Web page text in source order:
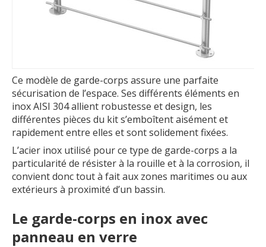
Ce modèle de garde-corps assure une parfaite
sécurisation de l’espace. Ses différents éléments en
inox AISI 304 allient robustesse et design, les
différentes pièces du kit s’emboîtent aisément et
rapidement entre elles et sont solidement fixées.
L’acier inox utilisé pour ce type de garde-corps a la
particularité de résister à la rouille et à la corrosion, il
convient donc tout à fait aux zones maritimes ou aux
extérieurs à proximité d’un bassin.
Le garde-corps en inox avec
panneau en verre